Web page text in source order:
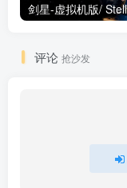
评论 抢沙发